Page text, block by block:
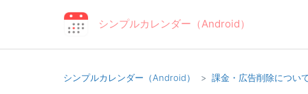
シンプルカレンダー（Android）
シンプルカレンダー（Android） 課金・広告削除につい